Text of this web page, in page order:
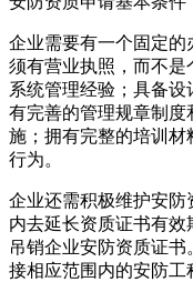
企业需要有一个固定
须有营业执照，而不
系统管理经验；具备
有完善的管理规章制
施；拥有完整的培训
行为。
企业还需积极维护安防
内去延长资质证书有效
吊销企业安防资质证
接相应范围内的安防工